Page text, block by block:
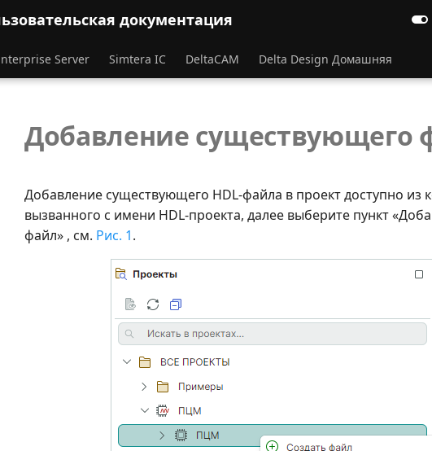
документация
Server Simtera IC DeltaCAM Delta Design Домашняя
Добавление существующего
Добавление существующего HDL-файла в проект доступно из
вызванного с имени HDL-проекта, далее выберите пункт
файл» , см. Рис. 1.